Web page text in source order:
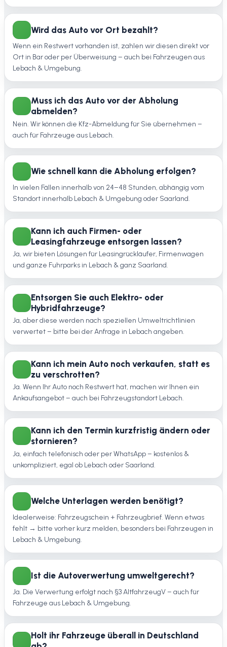
Wird das Auto vor Ort bezahlt?
Wenn ein Restwert vorhanden ist, zahlen wir diesen direkt vor
Ort in Bar oder per Überweisung – auch bei Fahrzeugen aus
Lebach & Umgebung.
Muss ich das Auto vor der Abholung
abmelden?
Nein. Wir können die Kfz-Abmeldung für Sie übernehmen –
auch für Fahrzeuge aus Lebach.
Wie schnell kann die Abholung erfolgen?
In vielen Fällen innerhalb von 24–48 Stunden, abhängig vom
Standort innerhalb Lebach & Umgebung oder Saarland.
Kann ich auch Firmen- oder
Leasingfahrzeuge entsorgen lassen?
Ja, wir bieten Lösungen für Leasingrückläufer, Firmenwagen
und ganze Fuhrparks in Lebach & ganz Saarland.
Entsorgen Sie auch Elektro- oder
Hybridfahrzeuge?
Ja, aber diese werden nach speziellen Umweltrichtlinien
verwertet – bitte bei der Anfrage in Lebach angeben.
Kann ich mein Auto noch verkaufen, statt es
zu verschrotten?
Ja. Wenn Ihr Auto noch Restwert hat, machen wir Ihnen ein
Ankaufsangebot – auch bei Fahrzeugstandort Lebach.
Kann ich den Termin kurzfristig ändern oder
stornieren?
Ja, einfach telefonisch oder per WhatsApp – kostenlos &
unkompliziert, egal ob Lebach oder Saarland.
Welche Unterlagen werden benötigt?
Idealerweise: Fahrzeugschein + Fahrzeugbrief. Wenn etwas
fehlt → bitte vorher kurz melden, besonders bei Fahrzeugen in
Lebach & Umgebung.
Ist die Autoverwertung umweltgerecht?
Ja. Die Verwertung erfolgt nach §3 AltfahrzeugV – auch für
Fahrzeuge aus Lebach & Umgebung.
Holt ihr Fahrzeuge überall in Deutschland